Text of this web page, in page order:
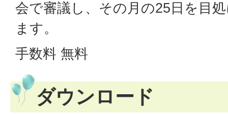
会で審議し、その月の25日を目
ます。
手数料 無料
ダウンロード